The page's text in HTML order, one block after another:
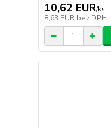
10,62 EUR/ks
8,63 EUR bez DPH